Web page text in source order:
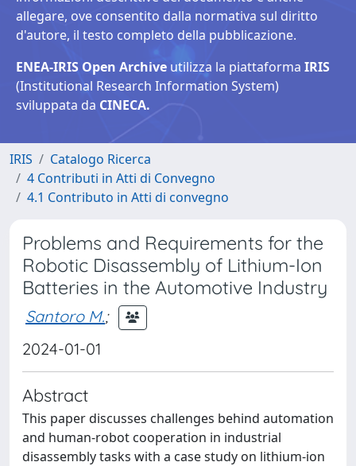
allegare, ove consentito dalla normativa sul diritto
d'autore, il testo completo della pubblicazione.
ENEA-IRIS Open Archive utilizza la piattaforma IRIS
(Institutional Research Information System)
sviluppata da CINECA.
IRIS
Catalogo Ricerca
4 Contributi in Atti di Convegno
4.1 Contributo in Atti di convegno
Problems and Requirements for the
Robotic Disassembly of Lithium-Ion
Batteries in the Automotive Industry
Santoro M.;
2024-01-01
Abstract
This paper discusses challenges behind automation
and human-robot cooperation in industrial
disassembly tasks with a case study on lithium-ion